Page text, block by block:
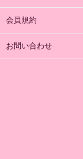
会員規約
お問い合わせ